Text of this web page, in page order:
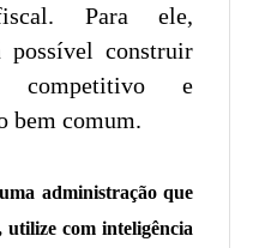
fiscal. Para ele,
possível construir
e
bem comum.
administração que
com inteligência